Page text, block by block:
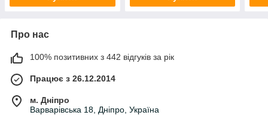
Про нас
100% позитивних з 442 відгуків за рік
Працює з 26.12.2014
м. Дніпро
Варварівська 18, Дніпро, Україна